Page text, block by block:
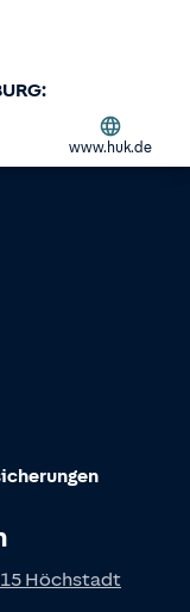
www.huk.de
Höchstadt